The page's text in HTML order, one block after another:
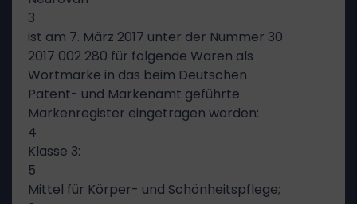
3
ist am 7. März 2017 unter der Nummer 30
2017 002 280 für folgende Waren als
Wortmarke in das beim Deutschen
Patent- und Markenamt geführte
Markenregister eingetragen worden:
4
Klasse 3:
5
Mittel für Körper- und Schönheitspflege;